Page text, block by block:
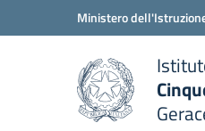
Vai ai contenuti
Vai al menu di navigazione
Ministero
scuola